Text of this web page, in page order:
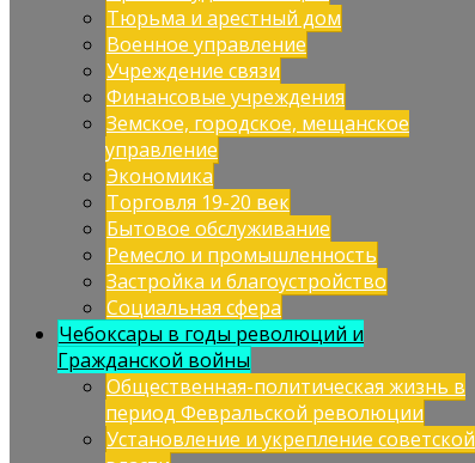
Тюрьма и арестный дом
Военное управление
Учреждение связи
Финансовые учреждения
Земское, городское, мещанское
управление
Экономика
Торговля 19-20 век
Бытовое обслуживание
Ремесло и промышленность
Застройка и благоустройство
Социальная сфера
Чебоксары в годы революций и
Гражданской войны
Общественная-политическая жизнь в
период Февральской революции
Установление и укрепление советской